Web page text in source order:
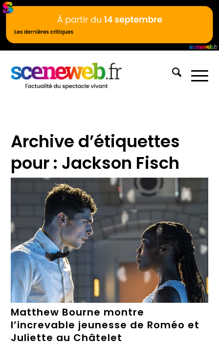
Archive d’étiquettes
pour : Jackson Fisch
Matthew Bourne montre
l’increvable jeunesse de Roméo et
Juliette au Châtelet